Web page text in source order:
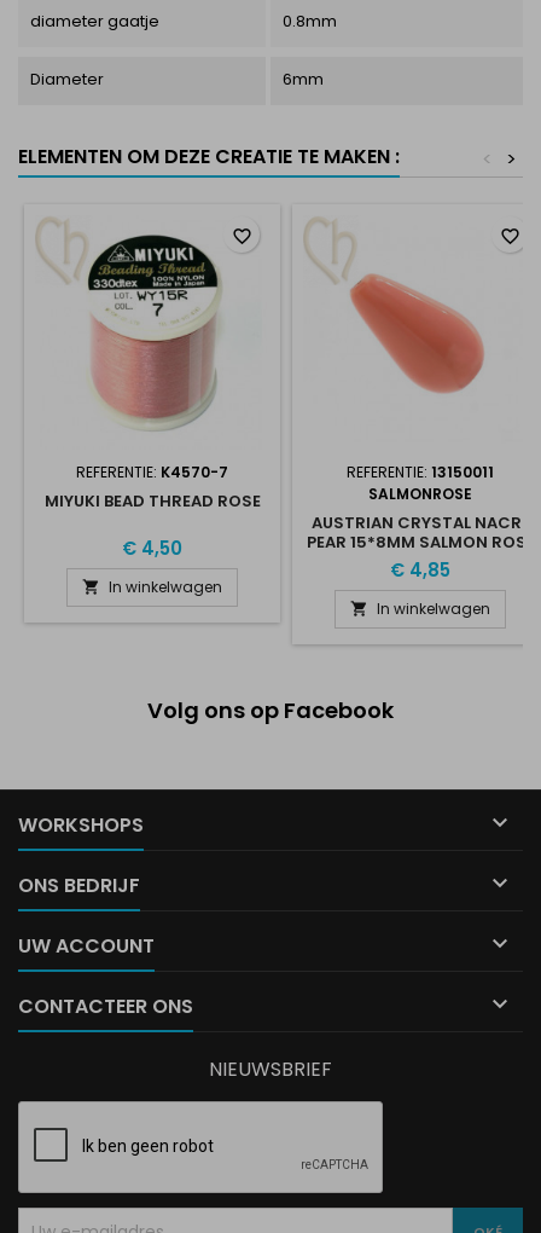
diameter gaatje 0.8mm
Diameter 6mm
ELEMENTEN OM DEZE CREATIE TE MAKEN : >
<
REFERENTIE: K4570-7
MIYUKI BEAD THREAD ROSE
€ 4,50
 In winkelwagen
favorite_border
REFERENTIE: 13150011
SALMONROSE
AUSTRIAN CRYSTAL NACRÉ
PEAR 15*8MM SALMON ROSE
€ 4,85
 In winkelwagen
favorite_border
Volg ons op Facebook
WORKSHOPS 
ONS BEDRIJF 
UW ACCOUNT 
CONTACTEER ONS 
NIEUWSBRIEF